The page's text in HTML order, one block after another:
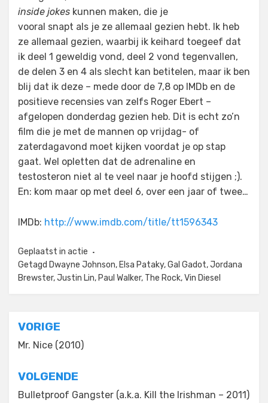
inside jokes kunnen maken, die je
vooral snapt als je ze allemaal gezien hebt. Ik heb
ze allemaal gezien, waarbij ik keihard toegeef dat
ik deel 1 geweldig vond, deel 2 vond tegenvallen,
de delen 3 en 4 als slecht kan betitelen, maar ik ben
blij dat ik deze – mede door de 7,8 op IMDb en de
positieve recensies van zelfs Roger Ebert –
afgelopen donderdag gezien heb. Dit is echt zo’n
film die je met de mannen op vrijdag- of
zaterdagavond moet kijken voordat je op stap
gaat. Wel opletten dat de adrenaline en
testosteron niet al te veel naar je hoofd stijgen ;).
En: kom maar op met deel 6, over een jaar of twee…
IMDb: http://www.imdb.com/title/tt1596343
Geplaatst in actie
Getagd Dwayne Johnson, Elsa Pataky,Gal Gadot,Jordana
Brewster,Justin Lin, Paul Walker, The Rock,Vin Diesel
Bericht
navigatie
VORIGE
Mr. Nice (2010)
VOLGENDE
Bulletproof Gangster (a.k.a. Kill the Irishman – 2011)